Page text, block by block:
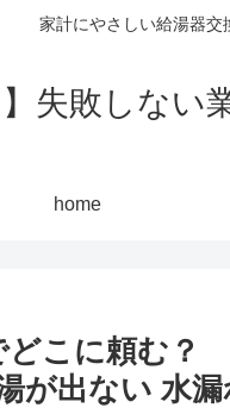
家計にやさしい給湯器交
失敗しな
home
こに頼む？
が出ない 水漏